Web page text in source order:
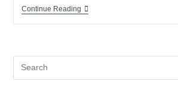
Continue Reading